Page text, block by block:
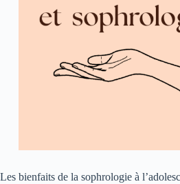
Les bienfaits de la sophrologie à